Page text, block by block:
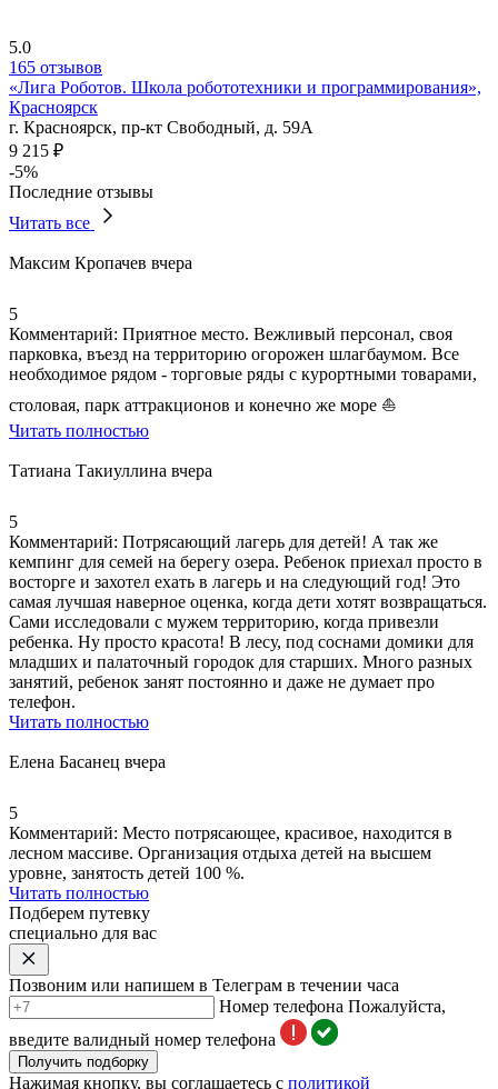
5.0
165 отзывов
«Лига Роботов. Школа робототехники и программирования»,
Красноярск
г. Красноярск, пр-кт Свободный, д. 59А
9 215 ₽
-5%
Последние отзывы
Читать все
Максим Кропачев вчера
5
Комментарий: Приятное место. Вежливый персонал, своя
парковка, въезд на территорию огорожен шлагбаумом. Все
необходимое рядом - торговые ряды с курортными товарами,
столовая, парк аттракционов и конечно же море ⛵
Читать полностью
Татиана Такиуллина вчера
5
Комментарий: Потрясающий лагерь для детей! А так же
кемпинг для семей на берегу озера. Ребенок приехал просто в
восторге и захотел ехать в лагерь и на следующий год! Это
самая лучшая наверное оценка, когда дети хотят возвращаться.
Сами исследовали с мужем территорию, когда привезли
ребенка. Ну просто красота! В лесу, под соснами домики для
младших и палаточный городок для старших. Много разных
занятий, ребенок занят постоянно и даже не думает про
телефон.
Читать полностью
Елена Басанец вчера
5
Комментарий: Место потрясающее, красивое, находится в
лесном массиве. Организация отдыха детей на высшем
уровне, занятость детей 100 %.
Читать полностью
Подберем путевку
специально для вас
Позвоним или напишем в Телеграм в течении часа
Номер телефона Пожалуйста,
введите валидный номер телефона
Получить подборку
Нажимая кнопку, вы соглашаетесь с политикой